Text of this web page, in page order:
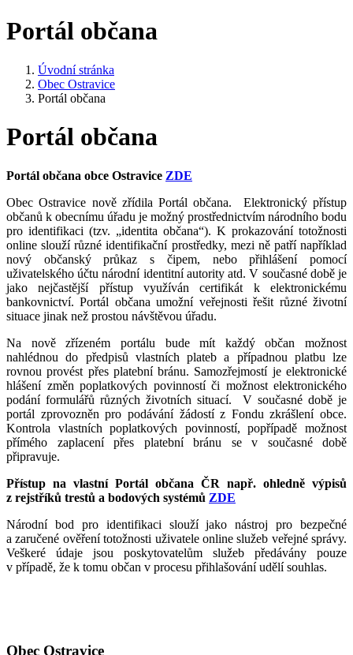
Portál občana
Úvodní stránka
Obec Ostravice
Portál občana
Portál občana
Portál občana obce Ostravice ZDE
Obec Ostravice nově zřídila Portál občana. Elektronický přístup
občanů k obecnímu úřadu je možný prostřednictvím národního bodu
pro identifikaci (tzv. „identita občana“). K prokazování totožnosti
online slouží různé identifikační prostředky, mezi ně patří například
nový občanský průkaz s čipem, nebo přihlášení pomocí
uživatelského účtu národní identitní autority atd. V současné době je
jako nejčastější přístup využíván certifikát k elektronickému
bankovnictví. Portál občana umožní veřejnosti řešit různé životní
situace jinak než prostou návštěvou úřadu.
Na nově zřízeném portálu bude mít každý občan možnost
nahlédnou do předpisů vlastních plateb a případnou platbu lze
rovnou provést přes platební bránu. Samozřejmostí je elektronické
hlášení změn poplatkových povinností či možnost elektronického
podání formulářů různých životních situací. V současné době je
portál zprovozněn pro podávání žádostí z Fondu zkrášlení obce.
Kontrola vlastních poplatkových povinností, popřípadě možnost
přímého zaplacení přes platební bránu se v současné době
připravuje.
Přístup na vlastní Portál občana ČR např. ohledně výpisů
z rejstříků trestů a bodových systémů ZDE
Národní bod pro identifikaci slouží jako nástroj pro bezpečné
a zaručené ověření totožnosti uživatele online služeb veřejné správy.
Veškeré údaje jsou poskytovatelům služeb předávány pouze
v případě, že k tomu občan v procesu přihlašování udělí souhlas.
Obec Ostravice